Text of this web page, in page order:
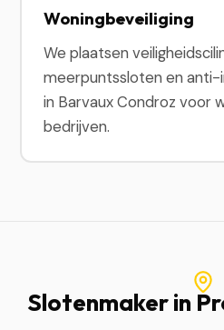
Woningbeveiliging
We plaatsen
meerpuntssloten en anti-
in Barvaux Condroz voor
bedrijven.
Slotenmaker in